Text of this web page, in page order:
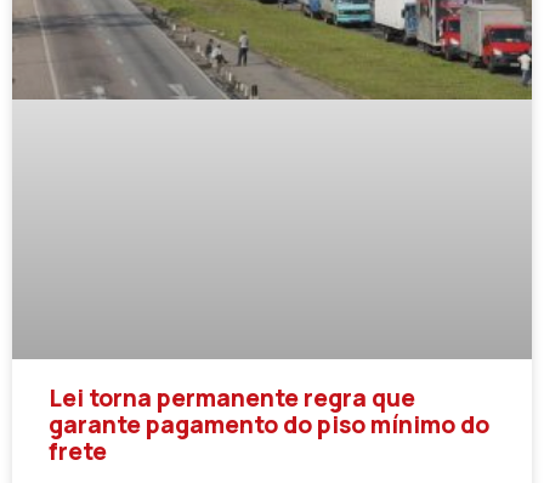
Lei torna permanente regra que
garante pagamento do piso mínimo do
frete